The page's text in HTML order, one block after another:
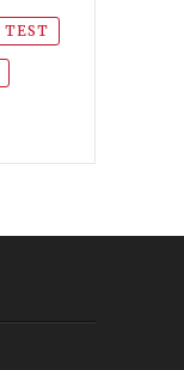
TEST